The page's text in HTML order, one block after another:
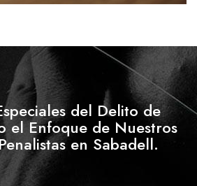
del Delito de
el Enfoque de Nuestros
en Sabadell.